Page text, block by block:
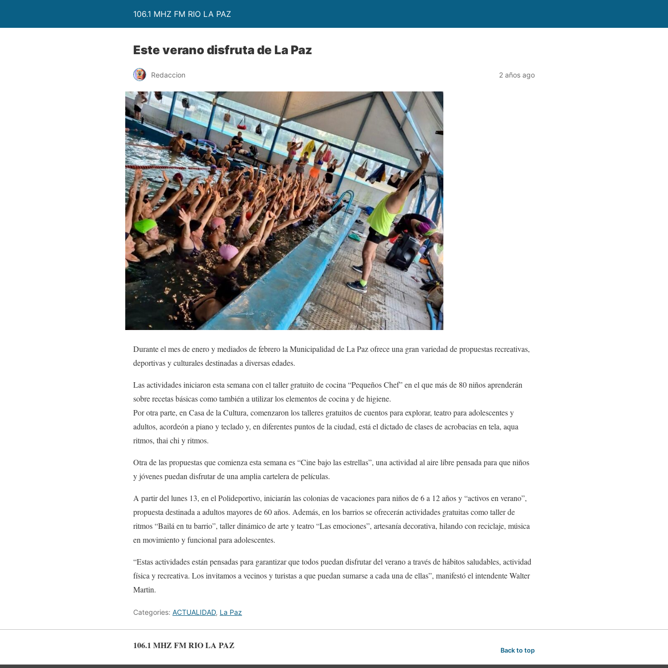
106.1 MHZ FM RIO LA PAZ
Este verano disfruta de La Paz
Redaccion 2 años ago
Durante el mes de enero y mediados de febrero la Municipalidad de La Paz ofrece una gran variedad de propuestas recreativas,
deportivas y culturales destinadas a diversas edades.
Las actividades iniciaron esta semana con el taller gratuito de cocina “Pequeños Chef” en el que más de 80 niños aprenderán
sobre recetas básicas como también a utilizar los elementos de cocina y de higiene.
Por otra parte, en Casa de la Cultura, comenzaron los talleres gratuitos de cuentos para explorar, teatro para adolescentes y
adultos, acordeón a piano y teclado y, en diferentes puntos de la ciudad, está el dictado de clases de acrobacias en tela, aqua
ritmos, thai chi y ritmos.
Otra de las propuestas que comienza esta semana es “Cine bajo las estrellas”, una actividad al aire libre pensada para que niños
y jóvenes puedan disfrutar de una amplia cartelera de películas.
A partir del lunes 13, en el Polideportivo, iniciarán las colonias de vacaciones para niños de 6 a 12 años y “activos en verano”,
propuesta destinada a adultos mayores de 60 años. Además, en los barrios se ofrecerán actividades gratuitas como taller de
ritmos “Bailá en tu barrio”, taller dinámico de arte y teatro “Las emociones”, artesanía decorativa, hilando con reciclaje, música
en movimiento y funcional para adolescentes.
“Estas actividades están pensadas para garantizar que todos puedan disfrutar del verano a través de hábitos saludables, actividad
física y recreativa. Los invitamos a vecinos y turistas a que puedan sumarse a cada una de ellas”, manifestó el intendente Walter
Martin.
Categories: ACTUALIDAD, La Paz
106.1 MHZ FM RIO LA PAZ Back to top